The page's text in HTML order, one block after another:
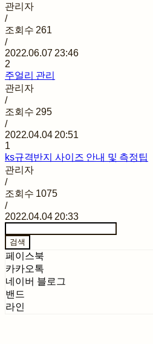
관리자
/
조회수 261
/
2022.06.07 23:46
2
주얼리 관리
관리자
/
조회수 295
/
2022.04.04 20:51
1
ks규격반지 사이즈 안내 및 측정팁
관리자
/
조회수 1075
/
2022.04.04 20:33
검색
페이스북
카카오톡
네이버 블로그
밴드
라인